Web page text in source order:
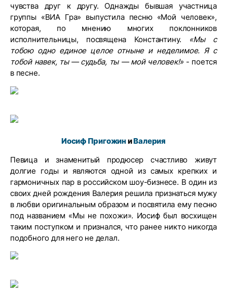
чувства друг к другу. Однажды бывшая участница
группы «ВИА Гра» выпустила песню «Мой человек»,
которая, по мнению многих поклонников
исполнительницы, посвящена Константину. «Мы с
тобою одно единое целое отныне и неделимое. Я с
тобой навек, ты — судьба, ты — мой человек!» - поется
в песне.
Иосиф ПригожиниВалерия
Певица и знаменитый продюсер счастливо живут
долгие годы и являются одной из самых крепких и
гармоничных пар в российском шоу-бизнесе. В один из
своих дней рождения Валерия решила признаться мужу
в любви оригинальным образом и посвятила ему песню
под названием «Мы не похожи». Иосиф был восхищен
таким поступком и признался, что ранее никто никогда
подобного для него не делал.